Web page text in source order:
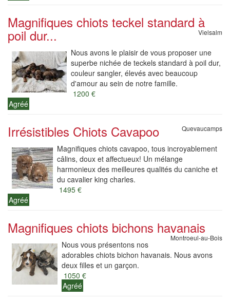
Magnifiques chiots teckel standard à
poil dur... Vielsalm
Nous avons le plaisir de vous proposer une
superbe nichée de teckels standard à poil dur,
couleur sangler, élevés avec beaucoup
d'amour au sein de notre famille.
1200 €
Agréé
Irrésistibles Chiots Cavapoo Quevaucamps
Magnifiques chiots cavapoo, tous incroyablement
câlins, doux et affectueux! Un mélange
harmonieux des meilleures qualités du caniche et
du cavalier king charles.
1495 €
Agréé
Magnifiques chiots bichons havanais
Montroeul-au-Bois
Nous vous présentons nos
adorables chiots bichon havanais. Nous avons
deux filles et un garçon.
1050 €
Agréé